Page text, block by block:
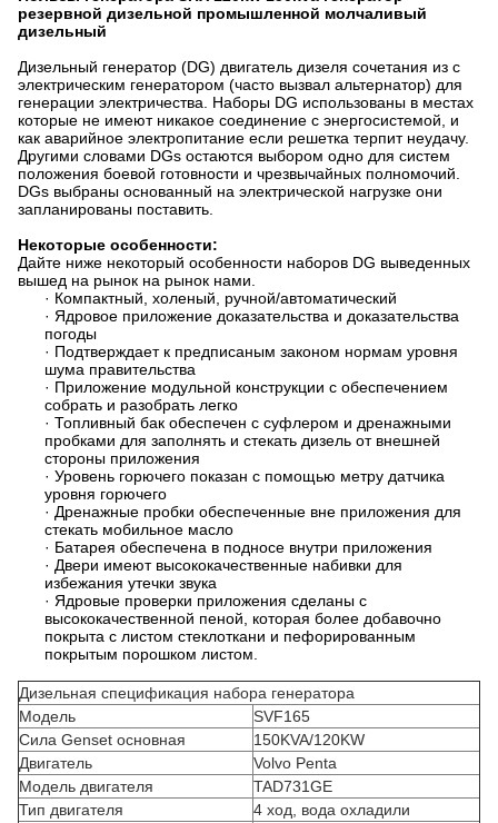
резервной дизельной промышленной молчаливый
дизельный
Дизельный генератор (DG) двигатель дизеля сочетания из с
электрическим генератором (часто вызвал альтернатор) для
генерации электричества. Наборы DG использованы в местах
которые не имеют никакое соединение с энергосистемой, и
как аварийное электропитание если решетка терпит неудачу.
Другими словами DGs остаются выбором одно для систем
положения боевой готовности и чрезвычайных полномочий.
DGs выбраны основанный на электрической нагрузке они
запланированы поставить.
Некоторые особенности:
Дайте ниже некоторый особенности наборов DG выведенных
вышед на рынок на рынок нами.
· Компактный, холеный, ручной/автоматический
· Ядровое приложение доказательства и доказательства
погоды
· Подтверждает к предписаным законом нормам уровня
шума правительства
· Приложение модульной конструкции с обеспечением
собрать и разобрать легко
· Топливный бак обеспечен с суфлером и дренажными
пробками для заполнять и стекать дизель от внешней
стороны приложения
· Уровень горючего показан с помощью метру датчика
уровня горючего
· Дренажные пробки обеспеченные вне приложения для
стекать мобильное масло
· Батарея обеспечена в подносе внутри приложения
· Двери имеют высококачественные набивки для
избежания утечки звука
· Ядровые проверки приложения сделаны с
высококачественной пеной, которая более добавочно
покрыта с листом стеклоткани и пефорированным
покрытым порошком листом.
Дизельная спецификация набора генератора
Модель
SVF165
Сила Genset основная
150KVA/120KW
Двигатель
Volvo Penta
Модель двигателя
TAD731GE
Тип двигателя
4 ход, вода охладили